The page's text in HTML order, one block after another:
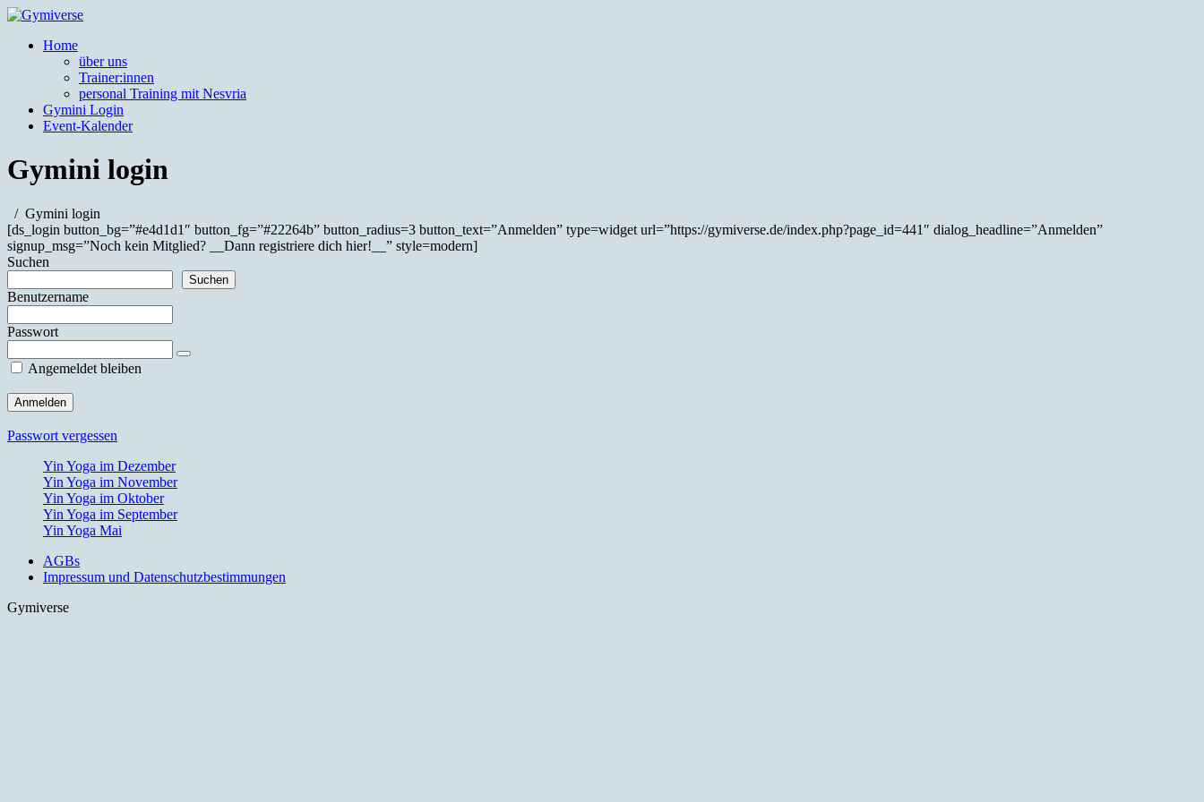
Gymiverse
körperpositives Training
Home
über uns
Trainer:innen
personal Training mit Nesvria
Gymini Login
Event-Kalender
Gymini login
Gymini login
[ds_login button_bg=”#e4d1d1″ button_fg=”#22264b” button_radius=3 button_text=”Anmelden” type=widget url=”https://gymiverse.de/index.php?page_id=441″ dialog_headline=”Anmelden”
signup_msg=”Noch kein Mitglied? __Dann registriere dich hier!__” style=modern]
Suchen
Suchen
Benutzername
Passwort
Angemeldet bleiben
Passwort vergessen
Yin Yoga im Dezember
Yin Yoga im November
Yin Yoga im Oktober
Yin Yoga im September
Yin Yoga Mai
AGBs
Impressum und Datenschutzbestimmungen
Gymiverse